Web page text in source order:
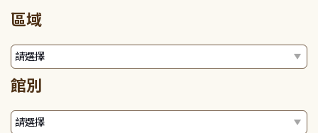
區域
館別